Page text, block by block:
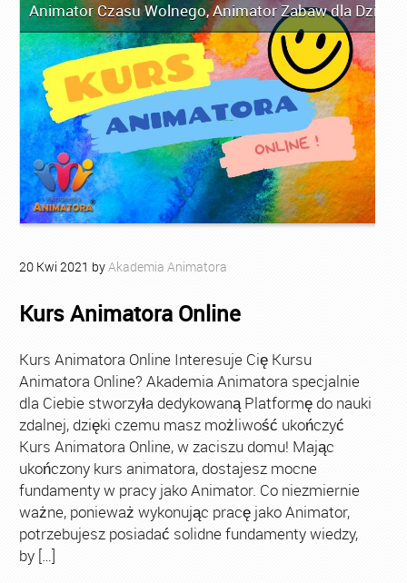
Animator Czasu Wolnego,Animator Zabaw dla Dzieci
20 Kwi 2021 byAkademia Animatora
Kurs Animatora Online
Kurs Animatora Online Interesuje Cię Kursu
Animatora Online? Akademia Animatora specjalnie
dla Ciebie stworzyła dedykowaną Platformę do nauki
zdalnej, dzięki czemu masz możliwość ukończyć
Kurs Animatora Online, w zaciszu domu! Mając
ukończony kurs animatora, dostajesz mocne
fundamenty w pracy jako Animator. Co niezmiernie
ważne, ponieważ wykonując pracę jako Animator,
potrzebujesz posiadać solidne fundamenty wiedzy,
by […]